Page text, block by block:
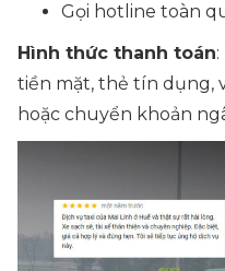
Gọi hotline toàn
Hình thức thanh toán
tiền mặt, thẻ tín dụng,
hoặc chuyển khoản